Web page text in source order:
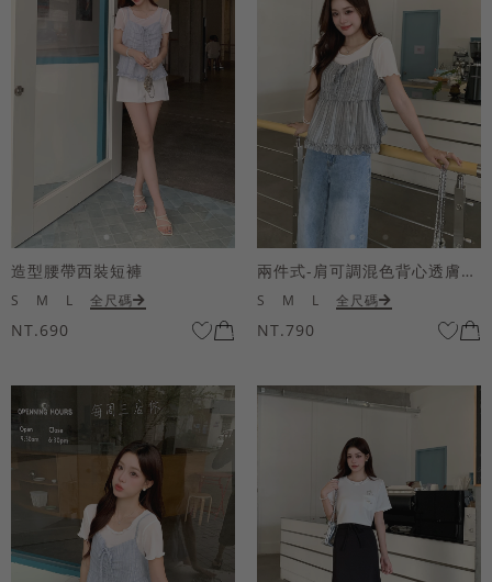
造型腰帶西裝短褲
S M L 全尺碼
NT.690
兩件式-肩可調混色背心透膚上衣套組
S M L 全尺碼
NT.790